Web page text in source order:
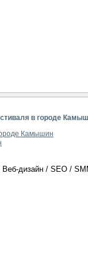
в городе
Камышин
Веб-дизайн / SEO /